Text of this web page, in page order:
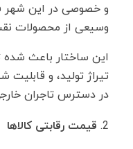
و خصوصی در این شهر
وسیعی از محصولات
این ساختار باعث شده
تیراژ تولید، و
در دسترس تاجران
قیمت رقابتی کالاها